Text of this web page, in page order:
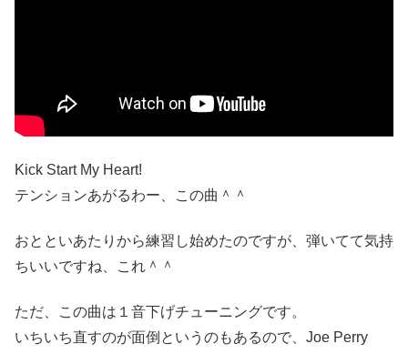
Kick Start My Heart!
テンションあがるわー、この曲＾＾
おとといあたりから練習し始めたのですが、弾いてて気持
ちいいですね、これ＾＾
ただ、この曲は１音下げチューニングです。
いちいち直すのが面倒というのもあるので、Joe Perry